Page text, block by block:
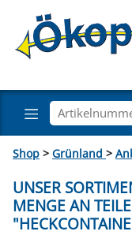
Shop > Grünland >
UNSER
ENGE AN